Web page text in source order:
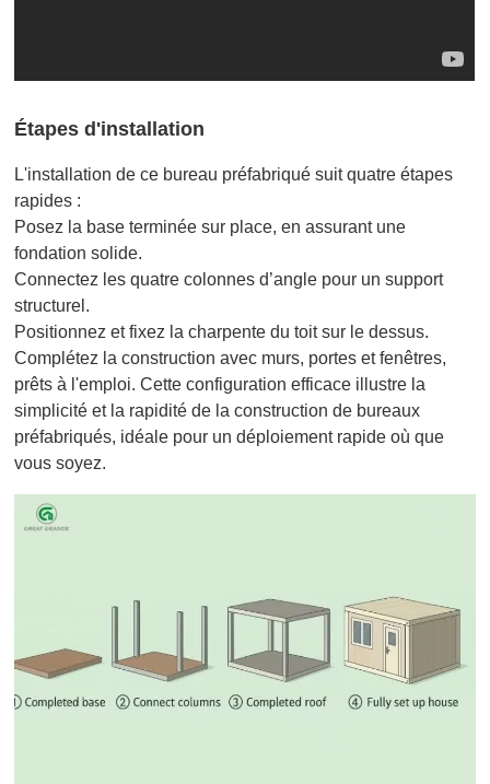
Étapes d'installation
L'installation de ce bureau préfabriqué suit quatre étapes
rapides :
Posez la base terminée sur place, en assurant une
fondation solide.
Connectez les quatre colonnes d’angle pour un support
structurel.
Positionnez et fixez la charpente du toit sur le dessus.
Complétez la construction avec murs, portes et fenêtres,
prêts à l'emploi. Cette configuration efficace illustre la
simplicité et la rapidité de la construction de bureaux
préfabriqués, idéale pour un déploiement rapide où que
vous soyez.